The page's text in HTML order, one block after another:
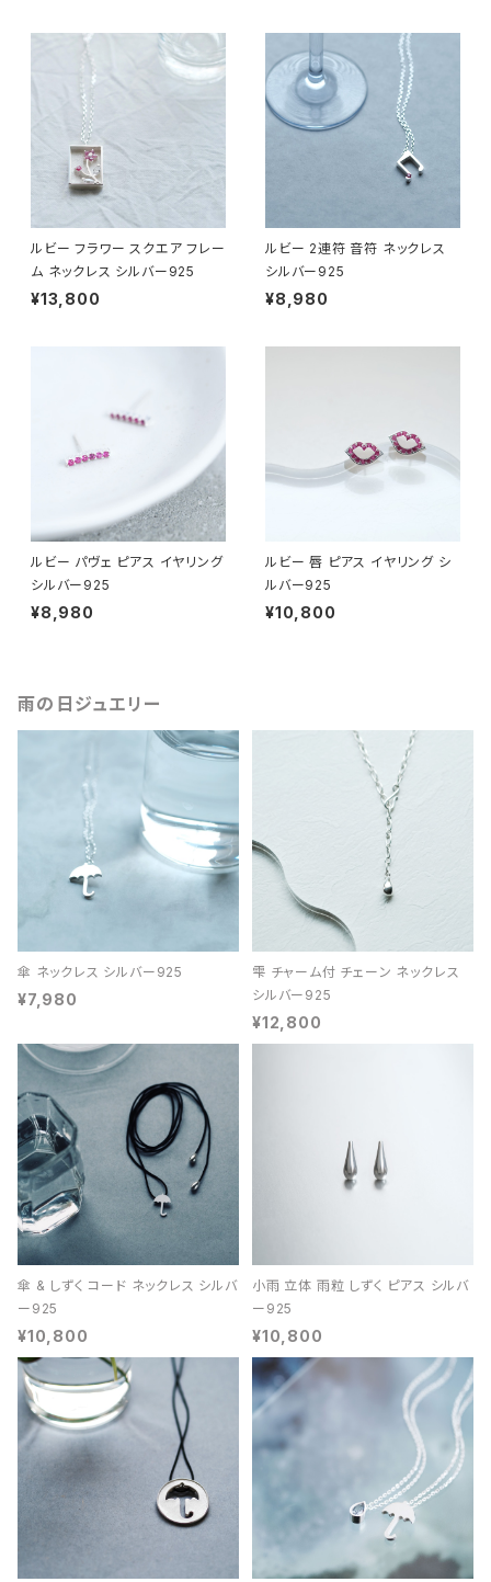
ルビー フラワー スクエア フレー
ム ネックレス シルバー925
¥13,800
ルビー 2連符 音符 ネックレス
シルバー925
¥8,980
ルビー パヴェ ピアス イヤリング
シルバー925
¥8,980
ルビー 唇 ピアス イヤリング シ
ルバー925
¥10,800
雨の日ジュエリー
傘 ネックレス シルバー925
¥7,980
雫 チャーム付 チェーン ネックレス
シルバー925
¥12,800
傘 & しずく コード ネックレス シルバ
ー925
¥10,800
小雨 立体 雨粒 しずく ピアス シルバ
ー925
¥10,800